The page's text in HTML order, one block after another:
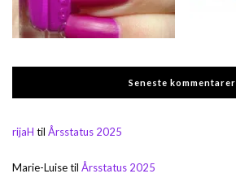
Seneste kommentarer
rijaH til Årsstatus 2025
Marie-Luisetil Årsstatus 2025